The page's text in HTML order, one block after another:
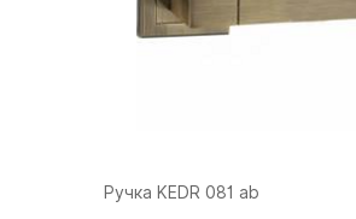
Ручка KEDR 081 ab